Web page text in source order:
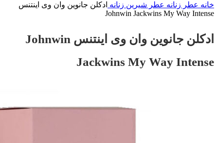
خانه عطر زنانه عطر شیرین زنانه ادکلن جانوین وان وی اینتنس
Johnwin Jackwins My Way Intense
ادکلن جانوین وان وی اینتنس Johnwin
Jackwins My Way Intense